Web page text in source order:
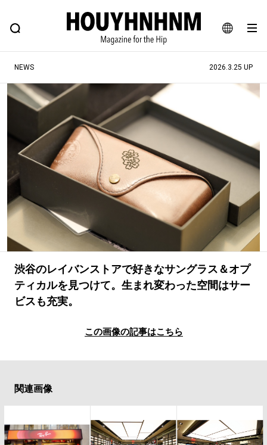
JA
EN
FEATURE BLOG SNAP
ヒップなファッション、カルチャー、ライフスタイルWEBマガジン
#注目のタグ
#SHOPPING ADDICT #憧れの逸品
#ESSENTIAL DESIGNS #古着サミット
#NEW VINTAGE #マイナーグッド図鑑
#路地裏てぃーん。 #MONTHLY JOURNAL
#GH 銘品の所以 #フイナムのYouTube
#Commune H #AH.H
#FASHION #MOVIE
#LIFESTYLE #SNEAKER #OUTDOOR
#SPORTS #HANDSOME HANDBOOK
NEWS 2026.3.25 UP
渋谷のレイバンストアで好きなサングラス＆オプ
ティカルを見つけて。生まれ変わった空間はサー
ビスも充実。
この画像の記事はこちら
関連画像